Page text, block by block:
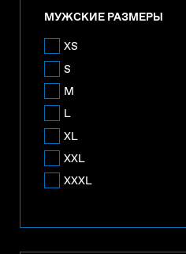
МУЖСКИЕ РАЗМЕРЫ
XS
S
M
L
XL
XXL
XXXL